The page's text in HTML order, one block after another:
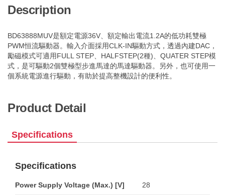
Description
BD63888MUV是額定電源36V、額定輸出電流1.2A的低功耗雙極
PWM恒流驅動器。輸入介面採用CLK-IN驅動方式，透過內建DAC，
勵磁模式可適用FULL STEP、HALFSTEP(2種)、QUATER STEP模
式，是可驅動2個雙極型步進馬達的馬達驅動器。另外，也可使用一
個系統電源進行驅動，有助於提高整機設計的便利性。
Product Detail
Specifications
Specifications
Power Supply Voltage (Max.) [V] 28